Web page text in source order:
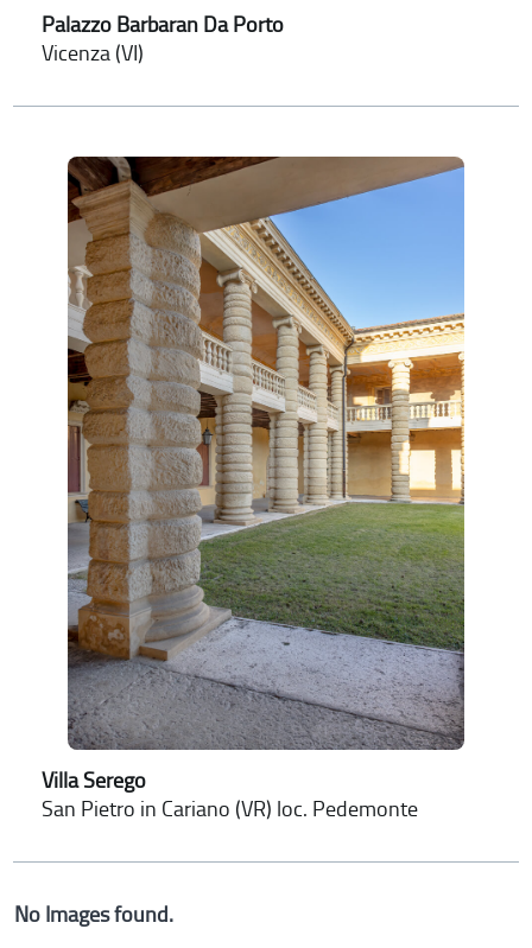
Palazzo Barbaran Da Porto
Vicenza (VI)
Villa Serego
San Pietro in Cariano (VR) loc. Pedemonte
No Images found.